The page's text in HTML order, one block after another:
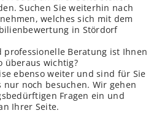
Suchen Sie weiterhin nach
welches sich mit dem
in Stördorf
professionelle Beratung ist Ihnen
überaus wichtig?
ebenso weiter und sind für Sie
nur noch besuchen. Wir gehen
Fragen ein und
Ihrer Seite.